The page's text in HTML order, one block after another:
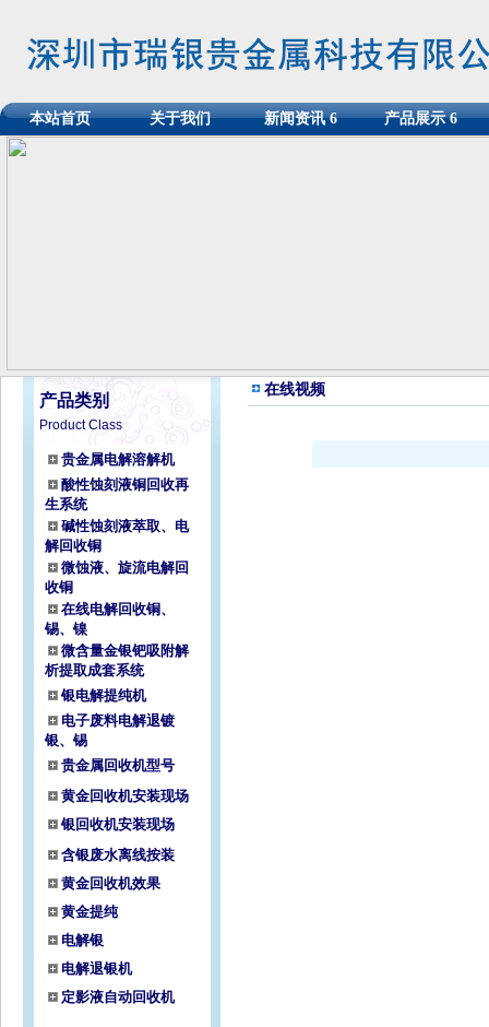
本站首页 关于我们 新闻资讯6 产品展示6
产品类别
Product Class
贵金属电解溶解机
酸性蚀刻液铜回收再
生系统
碱性蚀刻液萃取、电
解回收铜
微蚀液、旋流电解回
收铜
在线电解回收铜、
锡、镍
微含量金银钯吸附解
析提取成套系统
银电解提纯机
电子废料电解退镀
银、锡
贵金属回收机型号
黄金回收机安装现场
银回收机安装现场
含银废水离线按装
黄金回收机效果
黄金提纯
电解银
电解退银机
定影液自动回收机
在线视频